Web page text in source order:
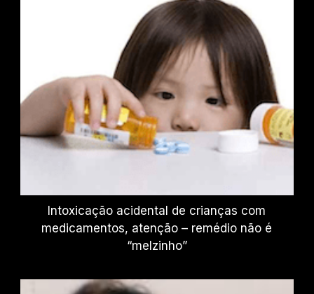
Intoxicação acidental de crianças com
medicamentos, atenção – remédio não é
“melzinho”